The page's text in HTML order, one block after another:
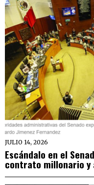
JULIO 14, 2026
Escándalo en el
contrato millonario